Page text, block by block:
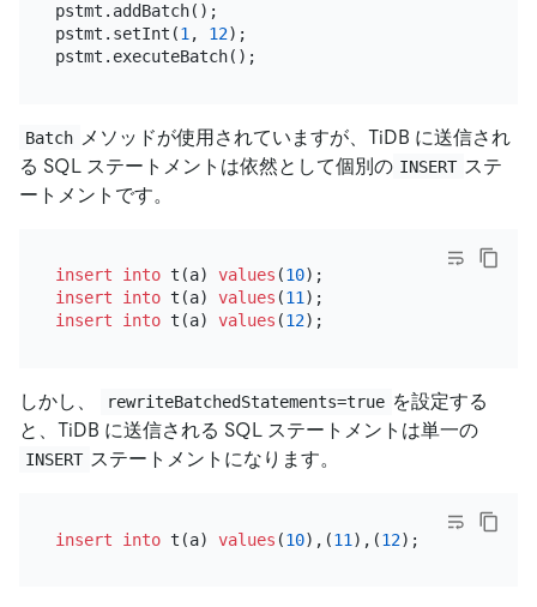
pstmt.addBatch();
pstmt.setInt(1 , 12);
Batch
メソッドが使用されていますが、TiDB に送信され
る SQL ステートメントは依然として個別の INSERT ステ
ートメントです。
insert into t(a) values (10
insert into t(a) values (11
insert into t(a) values (12
しかし、 rewriteBatchedStatements=true を設定する
と、TiDB に送信される SQL ステートメントは単一の
INSERT ステートメントになります。
insert into t(a) values (10),(11 ),(12